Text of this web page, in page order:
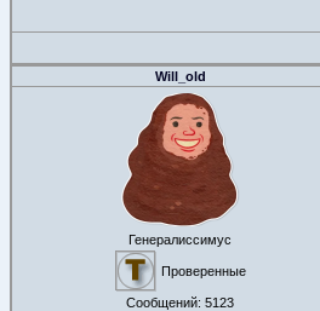
Will_old
Генералиссимус
Проверенные
Сообщений: 5123